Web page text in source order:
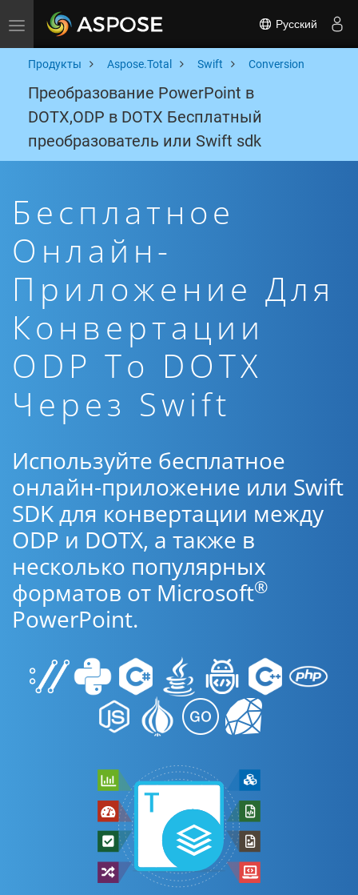
Toggle navigation Русский
Продукты Aspose.Total Swift Conversion
Преобразование PowerPoint в
DOTX,ODP в DOTX Бесплатный
преобразователь или Swift sdk
Бесплатное
Онлайн-
Приложение Для
Конвертации
ODP To DOTX
Через Swift
Используйте бесплатное
онлайн-приложение или Swift
SDK для конвертации между
ODP и DOTX, а также в
несколько популярных
форматов от Microsoft®
PowerPoint.